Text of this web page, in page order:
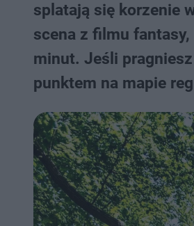
splatają się korzenie
scena z filmu
minut. Jeśli
punktem na mapie